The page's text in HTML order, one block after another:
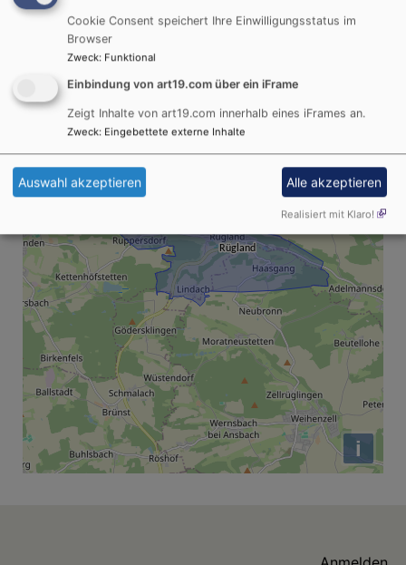
i
Cookie Consent speichert Ihre Einwilligungsstatus im
Browser
Zweck: Funktional
Einbindung von art19.com über ein iFrame
Zeigt Inhalte von art19.com innerhalb eines iFrames an.
Zweck: Eingebettete externe Inhalte
Auswahl akzeptieren Alle akzeptieren
Realisiert mit Klaro!